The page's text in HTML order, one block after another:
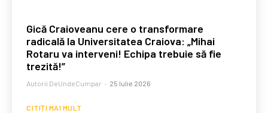
Gică Craioveanu cere o transformare
radicală la Universitatea Craiova: „Mihai
Rotaru va interveni! Echipa trebuie să fie
trezită!”
Autorii DeUndeCumpar - 25 Iulie 2026
CITIȚI MAI MULT